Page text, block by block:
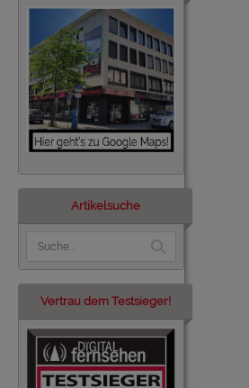
Artikelsuche
Vertrau dem Testsieger!